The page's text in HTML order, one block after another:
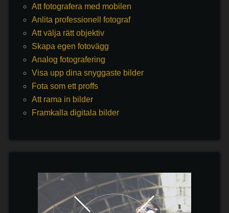
Att fotografera med mobilen
Anlita professionell fotograf
Att välja rätt objektiv
Skapa egen fotovägg
Analog fotografering
Visa upp dina snyggaste bilder
Fota som ett proffs
Att rama in bilder
Framkalla digitala bilder